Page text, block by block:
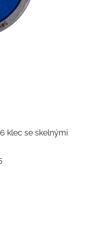
klec se skelnými